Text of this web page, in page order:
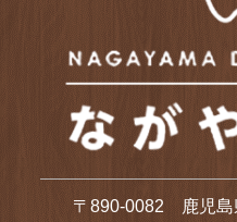
〒890-0082 鹿児島